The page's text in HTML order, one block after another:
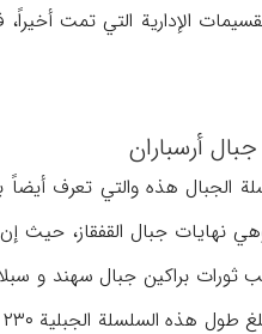
الإداریة التي تمت
أرسباران
الجبال هذه والتي تعرف